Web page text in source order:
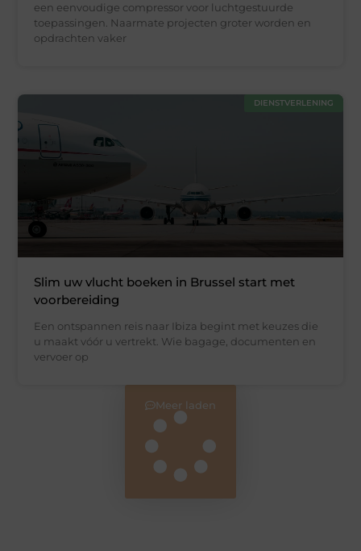
een eenvoudige compressor voor luchtgestuurde
toepassingen. Naarmate projecten groter worden en
opdrachten vaker
DIENSTVERLENING
Slim uw vlucht boeken in Brussel start met
voorbereiding
Een ontspannen reis naar Ibiza begint met keuzes die
u maakt vóór u vertrekt. Wie bagage, documenten en
vervoer op
Meer laden